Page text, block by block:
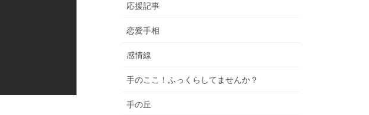
応援記事
恋愛手相
感情線
手のここ！ふっくらしてませんか？
手の丘